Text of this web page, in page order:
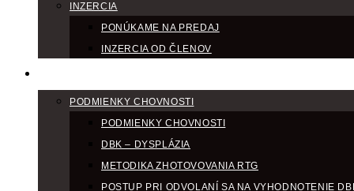
INZERCIA
PONÚKAME NA PREDAJ
INZERCIA OD ČLENOV
PODMIENKY CHOVNOSTI
PODMIENKY CHOVNOSTI
DBK – DYSPLÁZIA
METODIKA ZHOTOVOVANIA RTG
POSTUP PRI ODVOLANÍ SA NA VYHODNOTENIE